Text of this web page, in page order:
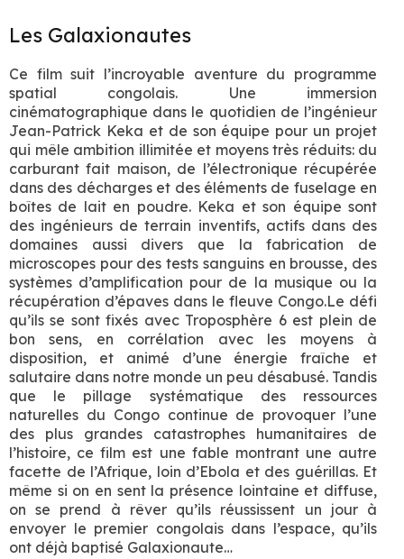
Les Galaxionautes
Ce film suit l’incroyable aventure du programme
spatial congolais. Une immersion
cinématographique dans le quotidien de l’ingénieur
Jean-Patrick Keka et de son équipe pour un projet
qui mêle ambition illimitée et moyens très réduits: du
carburant fait maison, de l’électronique récupérée
dans des décharges et des éléments de fuselage en
boîtes de lait en poudre. Keka et son équipe sont
des ingénieurs de terrain inventifs, actifs dans des
domaines aussi divers que la fabrication de
microscopes pour des tests sanguins en brousse, des
systèmes d’amplification pour de la musique ou la
récupération d’épaves dans le fleuve Congo.Le défi
qu’ils se sont fixés avec Troposphère 6 est plein de
bon sens, en corrélation avec les moyens à
disposition, et animé d’une énergie fraîche et
salutaire dans notre monde un peu désabusé. Tandis
que le pillage systématique des ressources
naturelles du Congo continue de provoquer l’une
des plus grandes catastrophes humanitaires de
l’histoire, ce film est une fable montrant une autre
facette de l’Afrique, loin d’Ebola et des guérillas. Et
même si on en sent la présence lointaine et diffuse,
on se prend à rêver qu’ils réussissent un jour à
envoyer le premier congolais dans l’espace, qu’ils
ont déjà baptisé Galaxionaute…